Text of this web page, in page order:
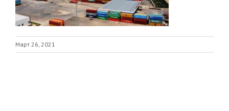
Март 26, 2021